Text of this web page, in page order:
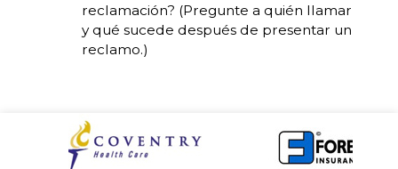
reclamación? (Pregunte a quién llamar
y qué sucede después de presentar un
reclamo.)